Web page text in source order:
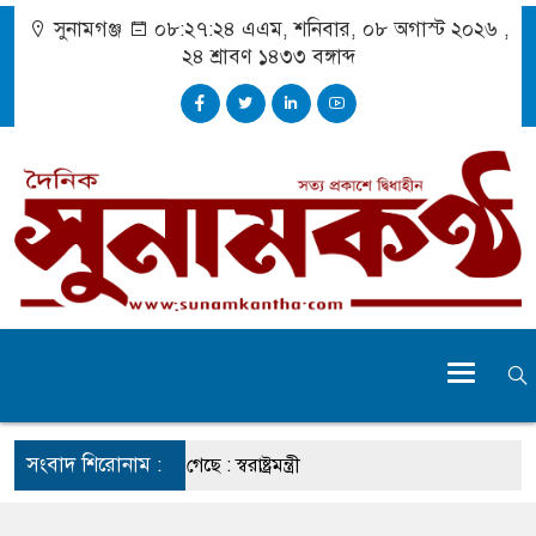
সুনামগঞ্জ ০৮:২৭:২৫ এএম, শনিবার, ০৮ অগাস্ট ২০২৬ ,
২৪ শ্রাবণ ১৪৩৩ বঙ্গাব্দ
সংবাদ শিরোনাম :
তার চেহারা কি দেখা গেছে : স্বরাষ্ট্রমন্ত্রী